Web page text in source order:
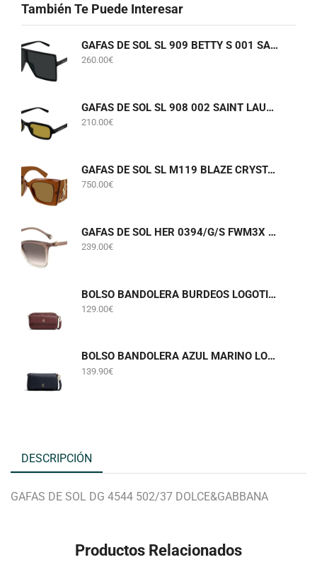
También Te Puede Interesar
GAFAS DE SOL SL 909 BETTY S 001 SAINT LAURENT
260.00€
GAFAS DE SOL SL 908 002 SAINT LAURENT
210.00€
GAFAS DE SOL SL M119 BLAZE CRYSTAL 002 SAINT LAURENT
750.00€
GAFAS DE SOL HER 0394/G/S FWM3X CAROLINA HERRERA
239.00€
BOLSO BANDOLERA BURDEOS LOGOTIPADO TOMMY HILFIGER AWA0W18922
129.00€
BOLSO BANDOLERA AZUL MARINO LOGOTIPADO TOMMY HILFIGER AW0AW18997
139.90€
DESCRIPCIÓN
GAFAS DE SOL DG 4544 502/37 DOLCE&GABBANA
Productos Relacionados